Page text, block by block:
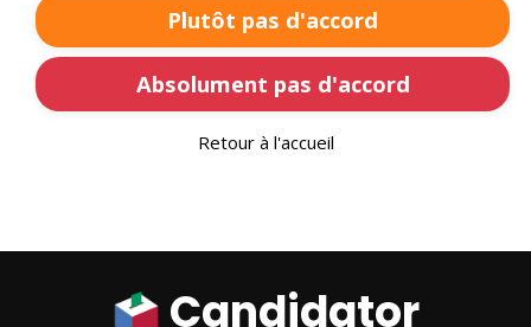
Plutôt pas d'accord
Absolument pas d'accord
Retour à l'accueil
Candidator